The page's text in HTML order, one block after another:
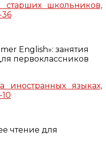
старших школьников,
36
English»: занятия
первоклассников
иностранных языках,
чтение для